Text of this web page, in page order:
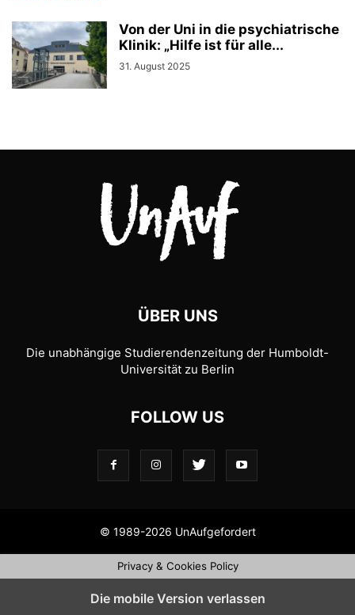
Von der Uni in die psychiatrische
Klinik: „Hilfe ist für alle...
31. August 2025
ÜBER UNS
Die unabhängige Studierendenzeitung der Humboldt-
Universität zu Berlin
FOLLOW US
© 1989-2026 UnAufgefordert
Privacy & Cookies Policy
Die mobile Version verlassen